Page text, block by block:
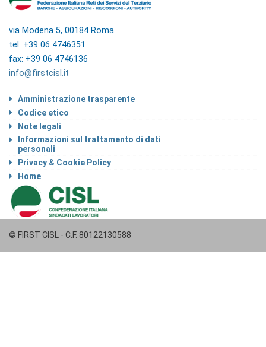
via Modena 5, 00184 Roma
tel: +39 06 4746351
fax: +39 06 4746136
info@firstcisl.it
Amministrazione trasparente
Codice etico
Note legali
Informazioni sul trattamento di dati
personali
Privacy & Cookie Policy
Home
© FIRST CISL - C.F. 80122130588